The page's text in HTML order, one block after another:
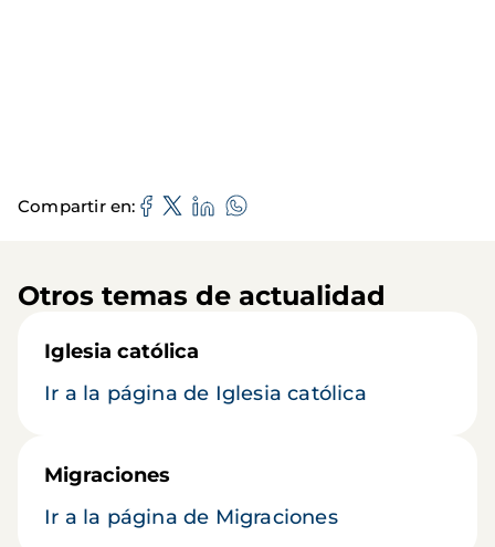
Compartir en
Otros temas de actualidad
Iglesia católica
Ir a la página de Iglesia católica
Migraciones
Ir a la página de Migraciones